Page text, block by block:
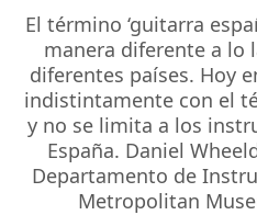
El término ‘guitarra
manera diferente a lo
diferentes países. Hoy
indistintamente con el
y no se limita a los
España. Daniel
Departamento de
Metropolitan